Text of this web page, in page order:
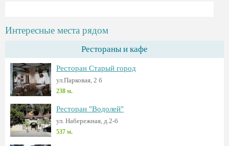
Интересные места рядом
Рестораны и кафе
Ресторан Старый город
ул.Парковая, 2 б
238 м.
Ресторан "Водолей"
ул. Набережная, д.2-б
537 м.